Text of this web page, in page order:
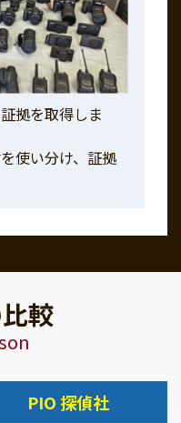
拠を取得しま
使い分け、証拠
較
PIO 探偵社